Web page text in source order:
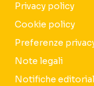
Privacy policy
Cookie policy
Preferenze
Note legali
Notifiche